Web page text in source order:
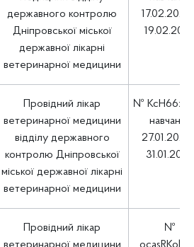
державного контролю
Дніпровської міської
державної лікарні
ветеринарної медицини
17.02.2025
Провідний лікар
ветеринарної медицини
відділу державного
контролю Дніпровської
міської державної лікарні
ветеринарної медицини
№
навчання
27.01.2025
31.01.2025
Провідний лікар
№